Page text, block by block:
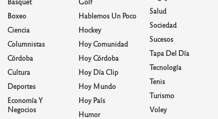
Boxeo
Ciencia
Columnistas
Córdoba
Cultura
Deportes
Economía Y
Negocios
Hablemos Un Poco
Hockey
Hoy Comunidad
Hoy Córdoba
Hoy Día Clip
Hoy Mundo
Hoy País
Humor
Salud
Sociedad
Sucesos
Tapa Del Día
Tecnología
Tenis
Turismo
Voley